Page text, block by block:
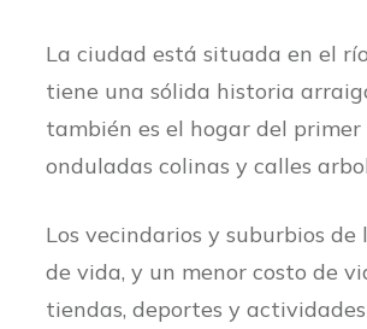
La ciudad está situada en el
tiene una sólida historia
también es el hogar del
onduladas colinas y calles
Los vecindarios y suburbios
de vida, y un menor costo de
tiendas, deportes y